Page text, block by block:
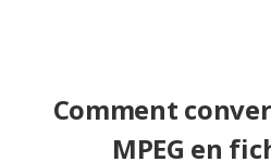
Comment
MPEG en